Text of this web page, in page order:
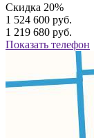
Скидка 20%
1 524 600 руб.
1 219 680 руб.
Показать телефон